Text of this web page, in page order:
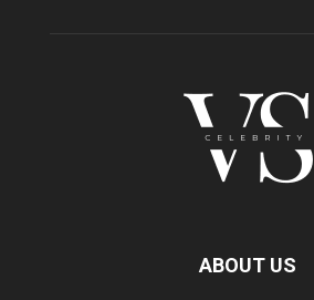
ABOUT US